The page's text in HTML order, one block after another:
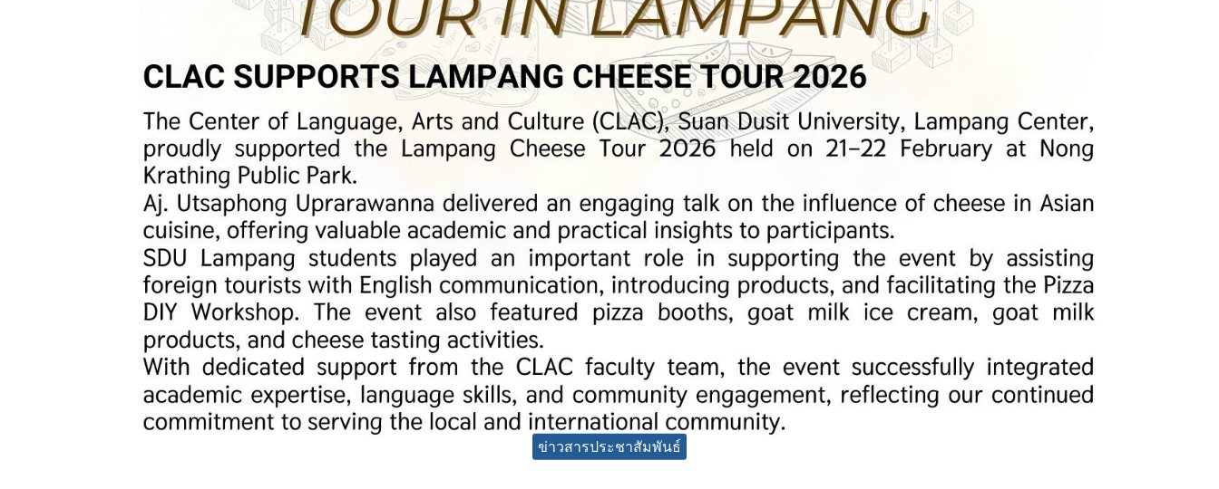
ข่าวสารประชาสัมพันธ์